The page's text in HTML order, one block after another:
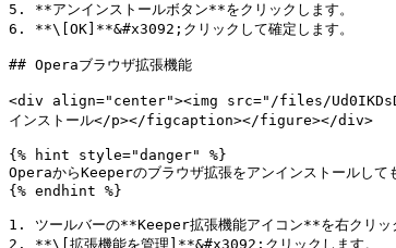
5. **アンインストールボタン**をクリックします。
6. **\[OK]**&#x3092;クリックして確定します。
## Operaブラウザ拡張機能
<div align="center"><img src="/files/
インストール</p></figcaption></figure></div>
{% hint style="danger" %}
OperaからKeeperのブラウザ拡張をアンインストールして
{% endhint %}
1. ツールバーの**Keeper拡張機能アイコン**を右クリッ
2. **\[拡張機能を管理]**&#x3092;クリックします。